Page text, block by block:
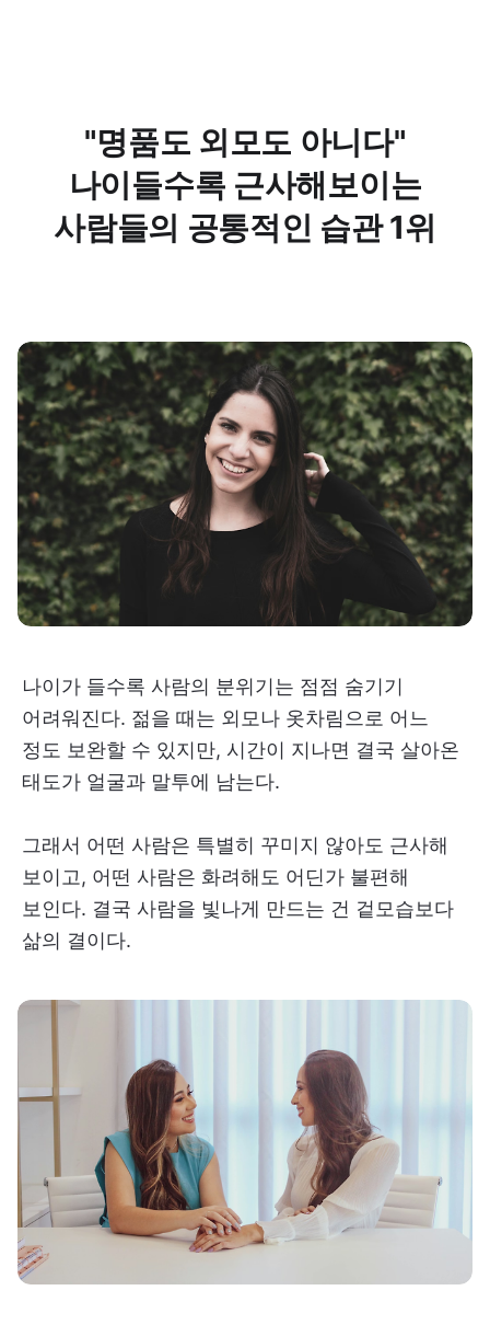
"명품도 외모도 아니다"
나이들수록 근사해보이는
사람들의 공통적인 습관 1위
나이가 들수록 사람의 분위기는 점점 숨기기
어려워진다. 젊을 때는 외모나 옷차림으로 어느
정도 보완할 수 있지만, 시간이 지나면 결국 살아온
태도가 얼굴과 말투에 남는다.
그래서 어떤 사람은 특별히 꾸미지 않아도 근사해
보이고, 어떤 사람은 화려해도 어딘가 불편해
보인다. 결국 사람을 빛나게 만드는 건 겉모습보다
삶의 결이다.